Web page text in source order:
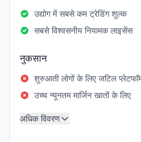
उद्योग में सबसे कम ट्रेडिंग शुल्क
सबसे विश्वसनीय नियामक लाइसेंस
नुकसान
शुरुआती लोगों के लिए जटिल
उच्च न्यूनतम मार्जिन खातों के लिए
अधिक विवरण